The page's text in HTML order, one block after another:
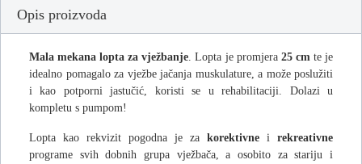
Opis proizvoda
Mala mekana lopta za vježbanje . Lopta je promjera 25 cm te je
idealno pomagalo za vježbe jačanja muskulature, a može poslužiti
i kao potporni jastučić, koristi se u rehabilitaciji. Dolazi u
kompletu s pumpom!
Lopta kao rekvizit pogodna je za korektivne i rekreativne
programe svih dobnih grupa vježbača, a osobito za stariju i